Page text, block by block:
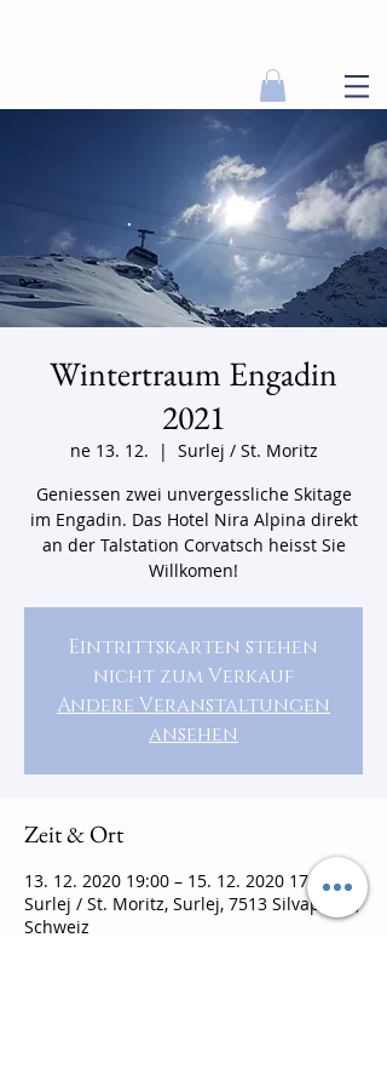
Wintertraum Engadin
2021
ne 13. 12.
  |
Surlej / St. Moritz
Geniessen zwei unvergessliche Skitage
im Engadin. Das Hotel Nira Alpina direkt
an der Talstation Corvatsch heisst Sie
Willkomen!
Eintrittskarten stehen
nicht zum Verkauf
Andere Veranstaltungen
ansehen
Zeit & Ort
13. 12. 2020 19:00 – 15. 12. 2020 17:00
Surlej / St. Moritz, Surlej, 7513 Silvaplana,
Schweiz